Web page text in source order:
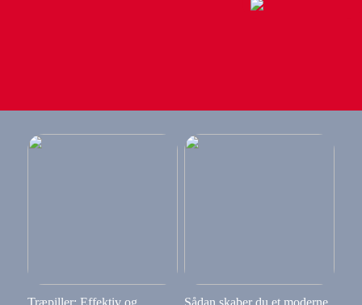
Træpiller: Effektiv og Sådan skaber du et moderne